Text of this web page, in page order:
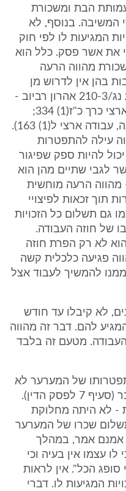
עמותת הבת ומשכורת
המשיבה. בנוסף, לא
המגיעות לו לפי חוק
את אשר פסק. כלל הוא
מהווה הרעה
בהן אין לדרוש מן
העובד להמשיך בעבודתו (דב"ע נג/210-3 אהרון רביוב -
נאקו שילוק בע"מ ואח', עבודה ארצי כרך כ"ז(1) 334;
דב"ע נו/299-3 אריה לוי - גונזגה, עבודה ארצי ל(1) 163).
עילה להתפטרות
להיות ספק שפיגור
לגבי שתיים מהן הוא
מהווה הרעה מוחשית
תוך זכאות לפיצויי
גם תשלום כל הזכויות
של חוזה העבודה.
לא רק הפרת חוזה
פגיעה כלכלית קשה
ממנו להמשיך לעבוד אצל
לא קיבלו עד חודש
השכר המגיע להם. דבר זה מהווה
מטעם זה בלבד
של המערער לא
נעשתה על רקע אי תשלום השכר (סעיף 7 לפסק הדין).
- לא היתה מחלוקת
שכרו של המערער
אמנם אמר, במהלך
עצמו אין בעיה וכי
סופג הכל". אין לראות
המגיעות לו. דברי